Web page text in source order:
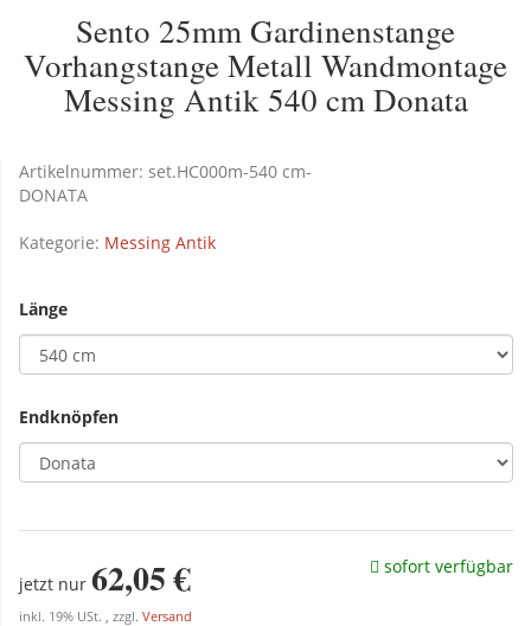
Sento 25mm Gardinenstange
Vorhangstange Metall Wandmontage
Messing Antik 540 cm Donata
Artikelnummer: set.HC000m-540 cm-
DONATA
Kategorie: Messing Antik
Länge
Endknöpfen
jetzt nur 62,05 €
inkl. 19% USt. , zzgl. Versand
sofort verfügbar